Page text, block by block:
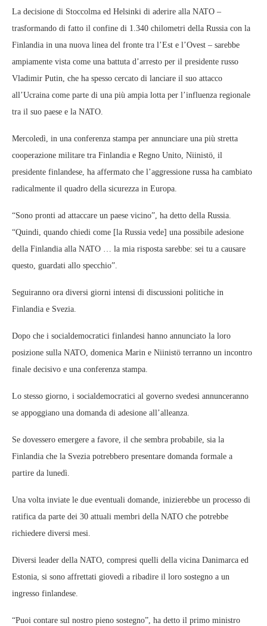
La decisione di Stoccolma ed Helsinki di aderire alla NATO –
trasformando di fatto il confine di 1.340 chilometri della Russia con la
Finlandia in una nuova linea del fronte tra l’Est e l’Ovest – sarebbe
ampiamente vista come una battuta d’arresto per il presidente russo
Vladimir Putin, che ha spesso cercato di lanciare il suo attacco
all’Ucraina come parte di una più ampia lotta per l’influenza regionale
tra il suo paese e la NATO.
Mercoledì, in una conferenza stampa per annunciare una più stretta
cooperazione militare tra Finlandia e Regno Unito, Niinistö, il
presidente finlandese, ha affermato che l’aggressione russa ha cambiato
radicalmente il quadro della sicurezza in Europa.
“Sono pronti ad attaccare un paese vicino”, ha detto della Russia.
“Quindi, quando chiedi come [la Russia vede] una possibile adesione
della Finlandia alla NATO … la mia risposta sarebbe: sei tu a causare
questo, guardati allo specchio”.
Seguiranno ora diversi giorni intensi di discussioni politiche in
Finlandia e Svezia.
Dopo che i socialdemocratici finlandesi hanno annunciato la loro
posizione sulla NATO, domenica Marin e Niinistö terranno un incontro
finale decisivo e una conferenza stampa.
Lo stesso giorno, i socialdemocratici al governo svedesi annunceranno
se appoggiano una domanda di adesione all’alleanza.
Se dovessero emergere a favore, il che sembra probabile, sia la
Finlandia che la Svezia potrebbero presentare domanda formale a
partire da lunedì.
Una volta inviate le due eventuali domande, inizierebbe un processo di
ratifica da parte dei 30 attuali membri della NATO che potrebbe
richiedere diversi mesi.
Diversi leader della NATO, compresi quelli della vicina Danimarca ed
Estonia, si sono affrettati giovedì a ribadire il loro sostegno a un
ingresso finlandese.
“Puoi contare sul nostro pieno sostegno”, ha detto il primo ministro